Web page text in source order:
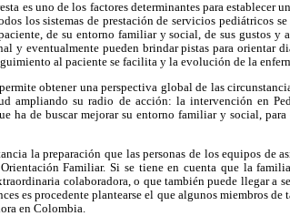
es uno de los factores determinantes para establecer
los sistemas de prestación de servicios pediátricos
de su entorno familiar y social, de sus gustos y
y eventualmente pueden brindar pistas para orientar
al paciente se facilita y la evolución de la
obtener una perspectiva global de las
ampliando su radio de acción: la intervención en
ha de buscar mejorar su entorno familiar y social,
la preparación que las personas de los equipos de
Familiar. Si se tiene en cuenta que la
colaboradora, o que también puede llegar a
es procedente plantearse el que algunos miembros de
en Colombia.